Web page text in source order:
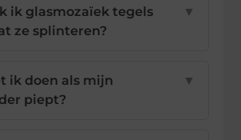
ik glasmozaïek tegels
ze splinteren?
▼
ik doen als mijn
piept?
▼